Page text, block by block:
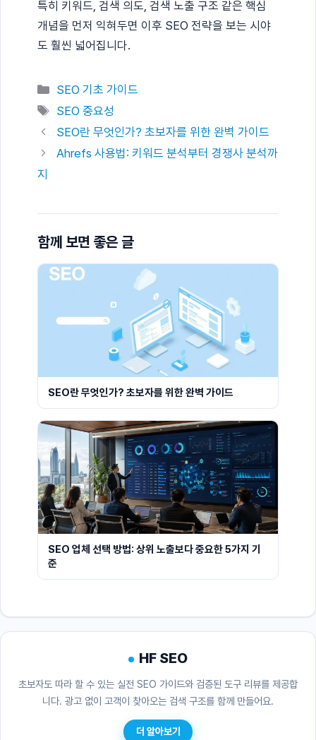
특히 키워드, 검색 의도, 검색 노출 구조 같은 핵심
개념을 먼저 익혀두면 이후 SEO 전략을 보는 시야
도 훨씬 넓어집니다.
카
테
리
SEO 기초 가이드
태
그
SEO 중요성
SEO란 무엇인가? 초보자를 위한 완벽 가이드
Ahrefs 사용법: 키워드 분석부터 경쟁사 분석까
지
함께 보면 좋은 글
SEO란 무엇인가? 초보자를 위한 완벽 가이드
SEO 업체 선택 방법: 상위 노출보다 중요한 5가지 기
준
HF SEO
초보자도 따라 할 수 있는 실전 SEO 가이드와 검증된 도구 리뷰를 제공합
니다. 광고 없이 고객이 찾아오는 검색 구조를 함께 만들어요.
더 알아보기